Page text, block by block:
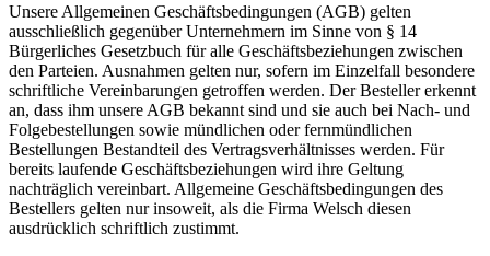
Unsere Allgemeinen Geschäftsbedingungen (AGB) gelten
ausschließlich gegenüber Unternehmern im Sinne von § 14
Bürgerliches Gesetzbuch für alle Geschäftsbeziehungen zwischen
den Parteien. Ausnahmen gelten nur, sofern im Einzelfall besondere
schriftliche Vereinbarungen getroffen werden. Der Besteller erkennt
an, dass ihm unsere AGB bekannt sind und sie auch bei Nach- und
Folgebestellungen sowie mündlichen oder fernmündlichen
Bestellungen Bestandteil des Vertragsverhältnisses werden. Für
bereits laufende Geschäftsbeziehungen wird ihre Geltung
nachträglich vereinbart. Allgemeine Geschäftsbedingungen des
Bestellers gelten nur insoweit, als die Firma Welsch diesen
ausdrücklich schriftlich zustimmt.